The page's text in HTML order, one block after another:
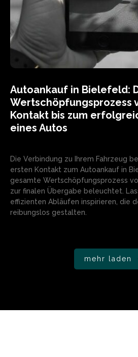
Autoankauf in Bielefeld:
Wertschöpfungsprozess
Kontakt bis zum
eines Autos
Die Verbindung zu Ihrem Fahrzeug
ersten Kontakt zum Autoankauf in
gesamte Wertschöpfungsprozess
zur finalen Übergabe beleuchtet.
effizienten Abläufen inspirieren, die
reibungslos gestalten.
mehr laden